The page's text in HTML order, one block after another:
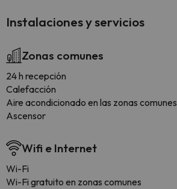
Instalaciones y servicios
Zonas comunes
24 h recepción
Calefacción
Aire acondicionado en las zonas comunes
Ascensor
Wifi e Internet
Wi-Fi
Wi-Fi gratuito en zonas comunes